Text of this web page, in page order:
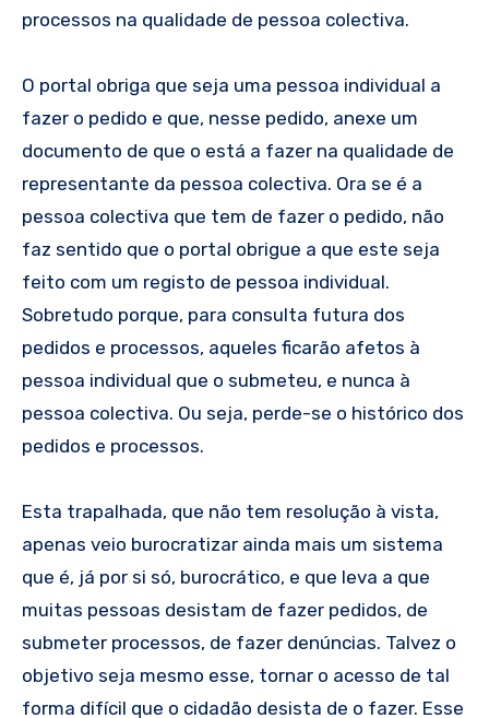
processos na qualidade de pessoa colectiva.
O portal obriga que seja uma pessoa individual a
fazer o pedido e que, nesse pedido, anexe um
documento de que o está a fazer na qualidade de
representante da pessoa colectiva. Ora se é a
pessoa colectiva que tem de fazer o pedido, não
faz sentido que o portal obrigue a que este seja
feito com um registo de pessoa individual.
Sobretudo porque, para consulta futura dos
pedidos e processos, aqueles ficarão afetos à
pessoa individual que o submeteu, e nunca à
pessoa colectiva. Ou seja, perde-se o histórico dos
pedidos e processos.
Esta trapalhada, que não tem resolução à vista,
apenas veio burocratizar ainda mais um sistema
que é, já por si só, burocrático, e que leva a que
muitas pessoas desistam de fazer pedidos, de
submeter processos, de fazer denúncias. Talvez o
objetivo seja mesmo esse, tornar o acesso de tal
forma difícil que o cidadão desista de o fazer. Esse